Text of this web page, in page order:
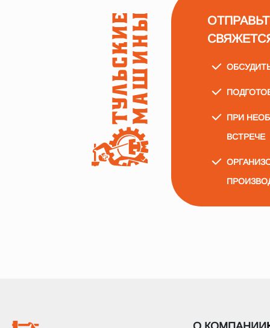
ПРИ
ВСТРЕЧЕ